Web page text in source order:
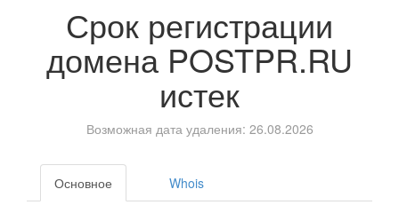
Срок регистрации
домена POSTPR.RU
истек
Возможная дата удаления: 26.08.2026
Основное Whois